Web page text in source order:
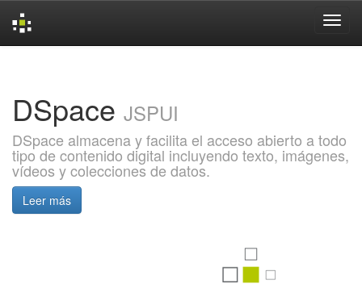
DSpace JSPUI
DSpace almacena y facilita el acceso abierto a todo
tipo de contenido digital incluyendo texto, imágenes,
vídeos y colecciones de datos.
Leer más